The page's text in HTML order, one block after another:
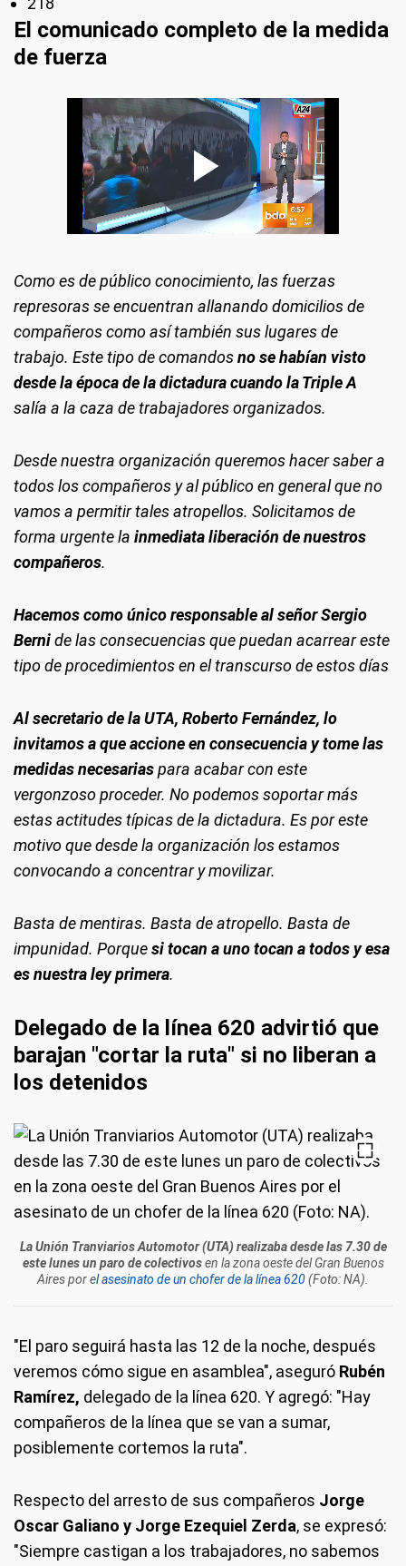
El comunicado completo de la medida
de fuerza
Como es de público conocimiento, las fuerzas
represoras se encuentran allanando domicilios de
compañeros como así también sus lugares de
trabajo. Este tipo de comandosno se habían visto
desde la época de la dictadura cuando la Triple A
salía a la caza de trabajadores organizados.
Desde nuestra organización queremos hacer saber a
todos los compañeros y al público en general que no
vamos a permitir tales atropellos. Solicitamos de
forma urgente la inmediata liberación de nuestros
compañeros.
Hacemos como único responsable al señor Sergio
Bernide las consecuencias que puedan acarrear este
tipo de procedimientos en el transcurso de estos días
Al secretario de la UTA, Roberto Fernández, lo
invitamos a que accione en consecuencia y tome las
medidas necesariaspara acabar con este
vergonzoso proceder. No podemos soportar más
estas actitudes típicas de la dictadura. Es por este
motivo que desde la organización los estamos
convocando a concentrar y movilizar.
Basta de mentiras. Basta de atropello. Basta de
impunidad. Porquesi tocan a uno tocan a todos y esa
es nuestra ley primera.
Delegado de la línea 620 advirtió que
barajan "cortar la ruta" si no liberan a
los detenidos
La Unión Tranviarios Automotor (UTA) realizaba desde las 7.30 de
este lunes un paro de colectivosen la zona oeste del Gran Buenos
Aires por el asesinato de un chofer de la línea 620(Foto: NA).
"El paro seguirá hasta las 12 de la noche, después
veremos cómo sigue en asamblea", aseguró Rubén
Ramírez, delegado de la línea 620. Y agregó: "Hay
compañeros de la línea que se van a sumar,
posiblemente cortemos la ruta".
Respecto del arresto de sus compañeros Jorge
Oscar Galiano y Jorge Ezequiel Zerda, se expresó:
"Siempre castigan a los trabajadores, no sabemos